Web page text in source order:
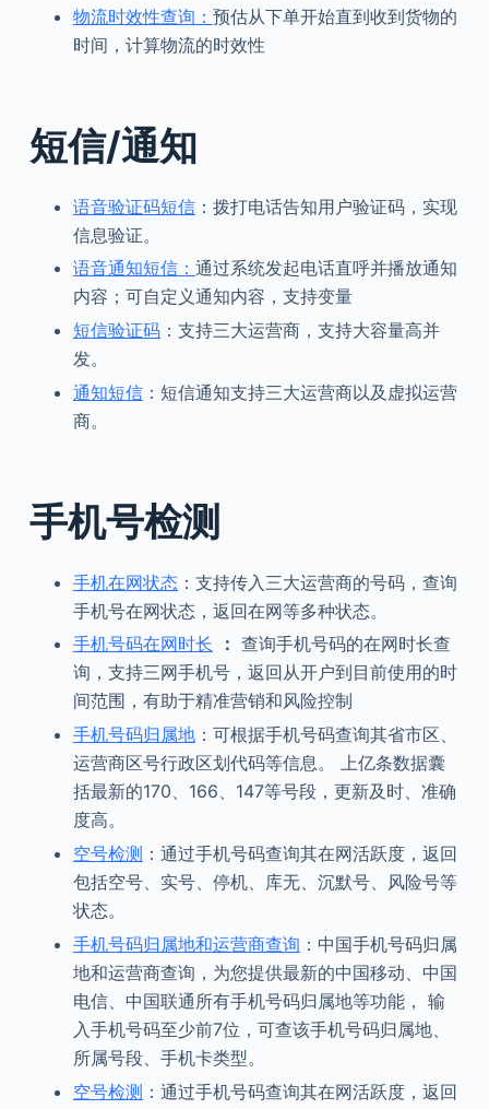
物流时效性查询： 预估从下单开始直到收到货物的
时间，计算物流的时效性
短信/通知
语音验证码短信：拨打电话告知用户验证码，实现
信息验证。
语音通知短信： 通过系统发起电话直呼并播放通知
内容；可自定义通知内容，支持变量
短信验证码：支持三大运营商，支持大容量高并
发。
通知短信：短信通知支持三大运营商以及虚拟运营
商。
手机号检测
手机在网状态：支持传入三大运营商的号码，查询
手机号在网状态，返回在网等多种状态。
手机号码在网时长
： 查询手机号码的在网时长查
询，支持三网手机号，返回从开户到目前使用的时
间范围，有助于精准营销和风险控制
手机号码归属地：可根据手机号码查询其省市区、
运营商区号行政区划代码等信息。 上亿条数据囊
括最新的170、166、147等号段，更新及时、准确
度高。
空号检测 ：通过手机号码查询其在网活跃度，返回
包括空号、实号、停机、库无、沉默号、风险号等
状态。
手机号码归属地和运营商查询 ：中国手机号码归属
地和运营商查询，为您提供最新的中国移动、中国
电信、中国联通所有手机号码归属地等功能， 输
入手机号码至少前7位，可查该手机号码归属地、
所属号段、手机卡类型。
空号检测 ：通过手机号码查询其在网活跃度，返回